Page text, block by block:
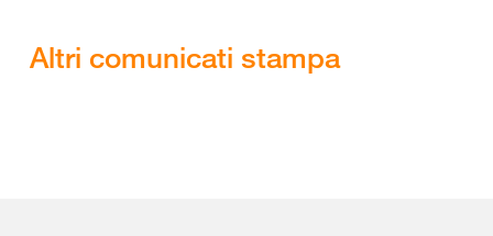
Altri comunicati stampa